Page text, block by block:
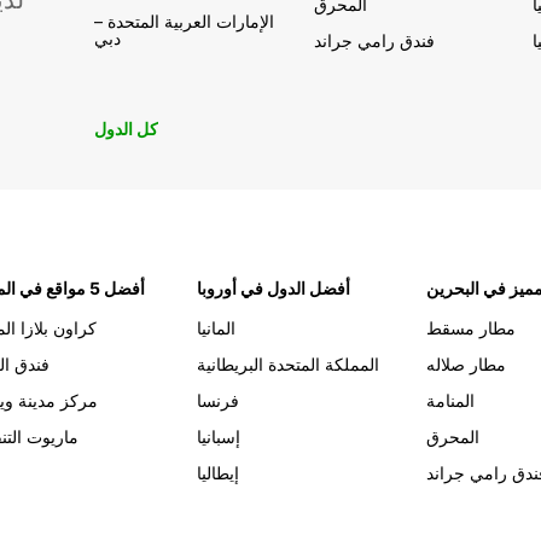
الإمارات العربية المتحدة –
دبي
المحرق
فندق رامي جراند
كل الدول
أفضل 5 مواقع في المنامة
كراون بلازا
فندق
مركز مدينة
ماريوت
أفضل الدول في أوروبا
المانيا
المملكة المتحدة البريطانية
فرنسا
إسبانيا
إيطاليا
في البحرين
مطار مسقط
مطار صلاله
المنامة
المحرق
رامي جراند